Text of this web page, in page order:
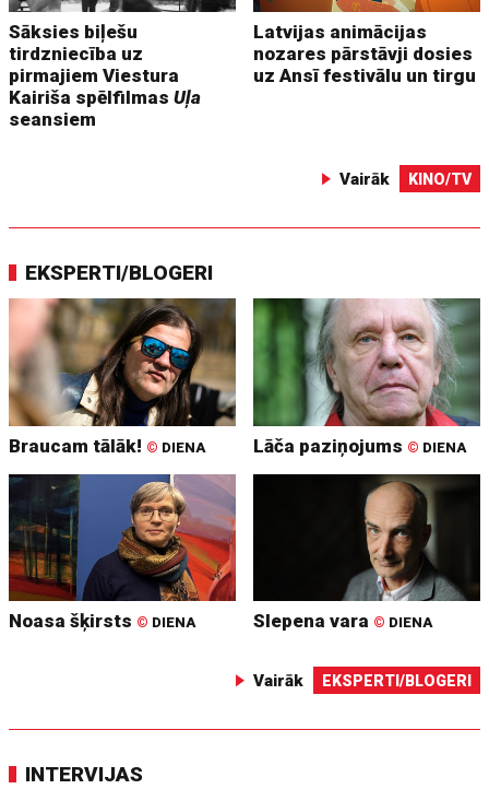
Sāksies biļešu
tirdzniecība uz
pirmajiem Viestura
Kairiša spēlfilmasUļa
seansiem
Latvijas animācijas
nozares pārstāvji dosies
uz Ansī festivālu un tirgu
Vairāk KINO/TV
EKSPERTI/BLOGERI
Braucam tālāk! © DIENA Lāča paziņojums © DIENA
Noasa šķirsts © DIENA Slepena vara © DIENA
Vairāk EKSPERTI/BLOGERI
INTERVIJAS